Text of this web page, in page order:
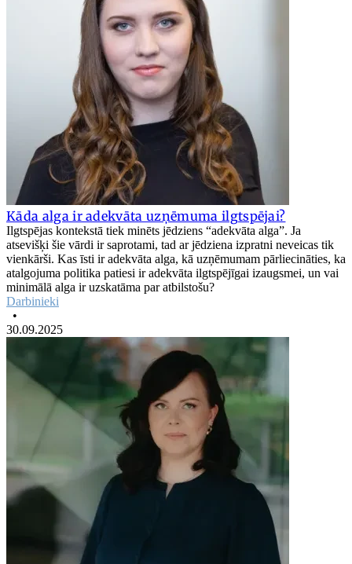
Kāda alga ir adekvāta uzņēmuma ilgtspējai?
Ilgtspējas kontekstā tiek minēts jēdziens “adekvāta alga”. Ja
atsevišķi šie vārdi ir saprotami, tad ar jēdziena izpratni neveicas tik
vienkārši. Kas īsti ir adekvāta alga, kā uzņēmumam pārliecināties, ka
atalgojuma politika patiesi ir adekvāta ilgtspējīgai izaugsmei, un vai
minimālā alga ir uzskatāma par atbilstošu?
Darbinieki
•
30.09.2025